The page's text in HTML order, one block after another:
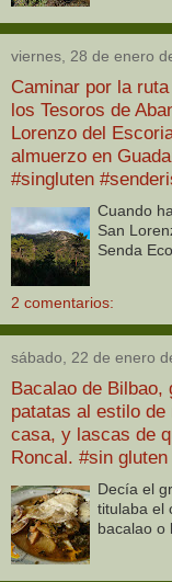
viernes, 28 de enero
Caminar por la
los Tesoros de
Lorenzo del
almuerzo en
#singluten
Cuando
San
Senda
2 comentarios:
sábado, 22 de enero
Bacalao de Bilbao,
patatas al estilo de
casa, y lascas de
Roncal. #sin
Decía el
titulaba el
bacalao o